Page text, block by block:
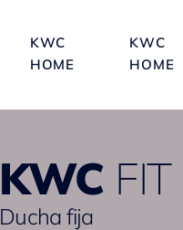
KWC
HOME
KWC
HOME
KWC FIT
Ducha fija